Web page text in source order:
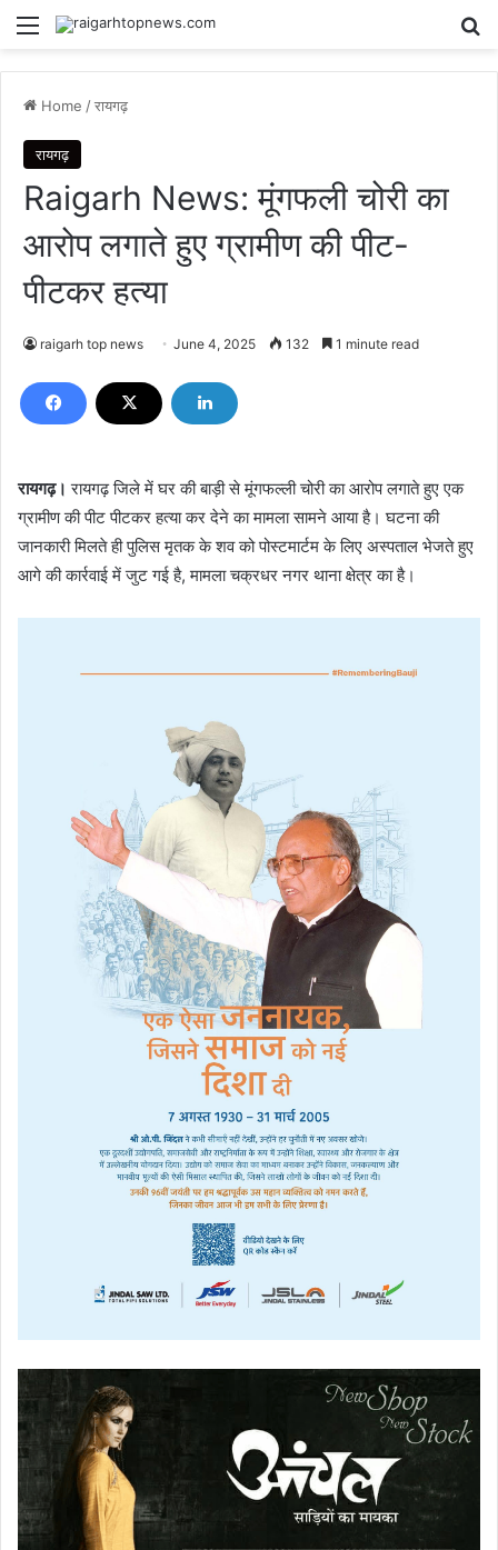
Menu
Home /रायगढ़
रायगढ़
Raigarh News: मूंगफली चोरी का
आरोप लगाते हुए ग्रामीण की पीट-
पीटकर हत्या
raigarh top news June 4, 2025 132 1 minute read
रायगढ़। रायगढ़ जिले में घर की बाड़ी से मूंगफल्ली चोरी का आरोप लगाते हुए एक
ग्रामीण की पीट पीटकर हत्या कर देने का मामला सामने आया है। घटना की
जानकारी मिलते ही पुलिस मृतक के शव को पोस्टमार्टम के लिए अस्पताल भेजते हुए
आगे की कार्रवाई में जुट गई है, मामला चक्रधर नगर थाना क्षेत्र का है।